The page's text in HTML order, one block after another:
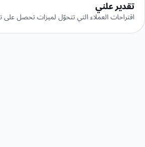
تقدير علني
اقتراحات العملاء التي تتحوّل لميزات تحصل على